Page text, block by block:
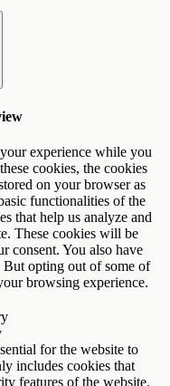
experience while you
cookies, the cookies
on your browser as
functionalities of the
that help us analyze and
These cookies will be
consent. You also have
opting out of some of
browsing experience.
for the website to
includes cookies that
features of the website.